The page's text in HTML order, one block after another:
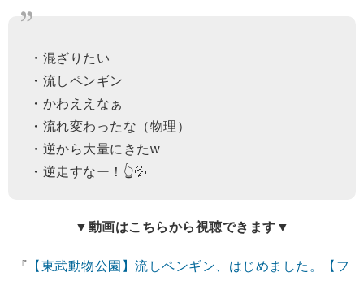
・混ざりたい
・流しペンギン
・かわええなぁ
・流れ変わったな（物理）
・逆から大量にきたw
・逆走すなー！👆💦
▼動画はこちらから視聴できます▼
『 【東武動物公園】流しペンギン、はじめました。【フ